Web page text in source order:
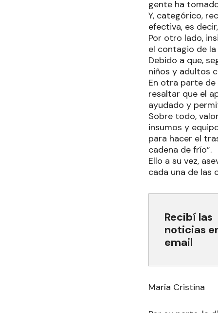
gente ha
Y, categórico,
efectiva, es
Por otro lado,
el contagio de
Debido a que,
niños y adultos
En otra parte
resaltar que el
ayudado y
Sobre todo,
insumos y
para hacer el
cadena de frío”.
Ello a su vez,
cada una de las
Recibí las
noticias
email
María Cristina